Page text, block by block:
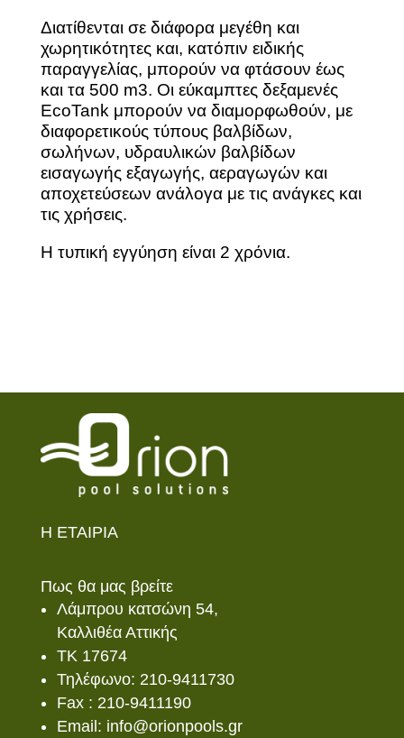
Διατίθενται σε διάφορα μεγέθη και
χωρητικότητες και, κατόπιν ειδικής
παραγγελίας, μπορούν να φτάσουν έως
και τα 500 m3. Οι εύκαμπτες δεξαμενές
EcoTank μπορούν να διαμορφωθούν, με
διαφορετικούς τύπους βαλβίδων,
σωλήνων, υδραυλικών βαλβίδων
εισαγωγής εξαγωγής, αεραγωγών και
αποχετεύσεων ανάλογα με τις ανάγκες και
τις χρήσεις.
Η τυπική εγγύηση είναι 2 χρόνια.
Η ΕΤΑΙΡΙΑ
Πως θα μας βρείτε
Λάμπρου κατσώνη 54,
Καλλιθέα Αττικής
ΤΚ 17674
Τηλέφωνο: 210-9411730
Fax : 210-9411190
Email: info@orionpools.gr